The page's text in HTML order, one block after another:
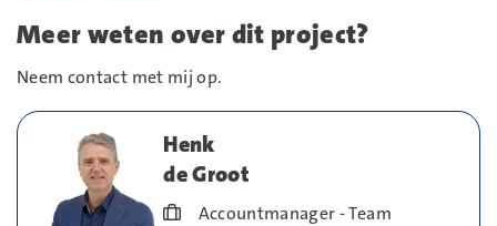
Meer weten over dit project?
Neem contact met mij op.
Henk
de Groot
Blog_field_Functie
Accountmanager - Team